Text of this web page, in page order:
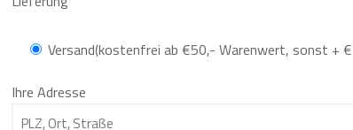
Versand(kostenfrei ab €50,- Warenwert, sonst +
Ihre Adresse